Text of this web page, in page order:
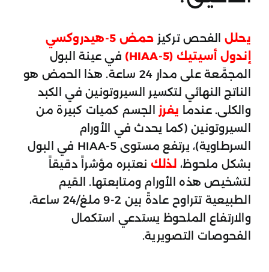
يحلل الفحص تركيز
حمض 5-هيدروكسي
إندول أسيتيك (5-HIAA)
في عينة البول
المجمَّعة على مدار 24 ساعة. هذا الحمض هو
الناتج النهائي لتكسير السيروتونين في الكبد
والكلى. عندما يفرز الجسم كميات كبيرة من
السيروتونين (كما يحدث في الأورام
السرطاوية)، يرتفع مستوى 5-HIAA في البول
بشكل ملحوظ، لذلك نعتبره مؤشراً دقيقاً
لتشخيص هذه الأورام ومتابعتها. القيم
الطبيعية تتراوح عادةً بين 2-9 ملغ/24 ساعة،
والارتفاع الملحوظ يستدعي استكمال
الفحوصات التصويرية.